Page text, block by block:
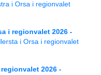
i Orsa i regionvalet
i regionvalet 2026 -
i Orsa i regionvalet
2026 -